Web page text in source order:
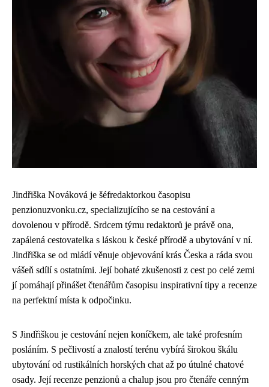
Jindřiška Nováková je šéfredaktorkou časopisu
penzionuzvonku.cz, specializujícího se na cestování a
dovolenou v přírodě. Srdcem týmu redaktorů je právě ona,
zapálená cestovatelka s láskou k české přírodě a ubytování v ní.
Jindřiška se od mládí věnuje objevování krás Česka a ráda svou
vášeň sdílí s ostatními. Její bohaté zkušenosti z cest po celé zemi
jí pomáhají přinášet čtenářům časopisu inspirativní tipy a recenze
na perfektní místa k odpočinku.
S Jindřiškou je cestování nejen koníčkem, ale také profesním
posláním. S pečlivostí a znalostí terénu vybírá širokou škálu
ubytování od rustikálních horských chat až po útulné chatové
osady. Její recenze penzionů a chalup jsou pro čtenáře cenným